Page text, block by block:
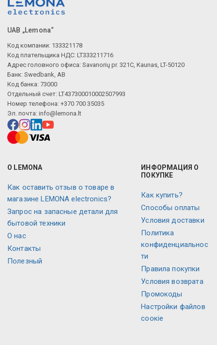
UAB „Lemona“
Код компании: 133321178
Код плательщика НДС: LT333211716
Адрес головного офиса: Savanorių pr. 321C, Kaunas, LT-50120
Банк: Swedbank, AB
Код банка: 73000
Отдельный счет: LT437300010002507993
Номер телефона: +370 700 35035
Эл. почта: info@lemona.lt
О LEMONA
Как оставить отзыв о товаре в
магазине LEMONA electronics?
Запрос на запасные детали для
бытовой техники
O нас
Контакты
Полезный
ИНФОРМАЦИЯ О
ПОКУПКЕ
Как купить?
Способы оплаты
Условия доставки
Политика
конфиденциальнос
ти
Правила покупки
Условия возврата
Промокоды
Настройки файлов
соокіе